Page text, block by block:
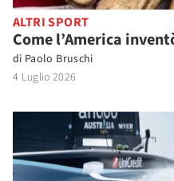
ALTRI SPORT
Come l’America
di Paolo Bruschi
4 Luglio 2026